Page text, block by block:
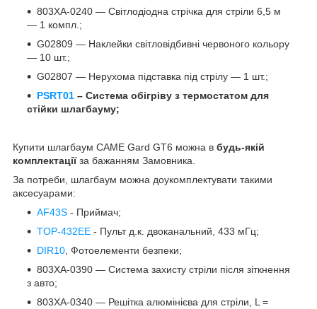
803XA-0240 — Світлодіодна стрічка для стріли 6,5 м
— 1 компл.;
G02809 — Наклейки світловідбивні червоного кольору
— 10 шт.;
G02807 — Нерухома підставка під стрілу — 1 шт.;
PSRT01 – Система обігріву з термостатом для
стійки шлагбауму;
Купити шлагбаум CAME Gard GT6 можна в будь-якій
комплектаціїза бажанням Замовника.
За потреби, шлагбаум можна доукомплектувати такими
аксесуарами:
AF43S - Приймач;
TOP-432EE - Пульт д.к. двоканальний, 433 мГц;
DIR10, Фотоелементи безпеки;
803XA-0390 — Система захисту стріли після зіткнення
з авто;
803XA-0340 — Решітка алюмінієва для стріли, L =